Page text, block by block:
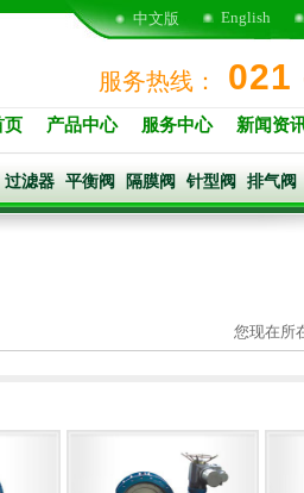
English
中文版
服务热线： 021
页 产品中心 服务中心 新闻资
过滤器 平衡阀 隔膜阀 针型阀 排气阀
您现在所